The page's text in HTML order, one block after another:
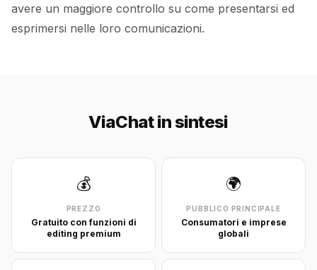
avere un maggiore controllo su come presentarsi ed
esprimersi nelle loro comunicazioni.
ViaChat in sintesi
💰
PREZZO
Gratuito con funzioni di
editing premium
🌍
PUBBLICO PRINCIPALE
Consumatori e imprese
globali